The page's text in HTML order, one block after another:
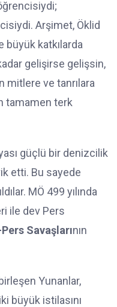
Arşimet, Öklid
katkılarda
gelişirse gelişsin,
mitlere ve tanrılara
tamamen terk
güçlü bir denizcilik
etti. Bu sayede
MÖ 499 yılında
ile dev Pers
Savaşlarının
Yunanlar,
büyük istilasını